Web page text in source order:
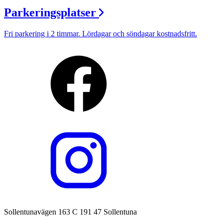
Parkeringsplatser
Fri parkering i 2 timmar. Lördagar och söndagar kostnadsfritt.
Sollentunavägen 163 C 191 47 Sollentuna